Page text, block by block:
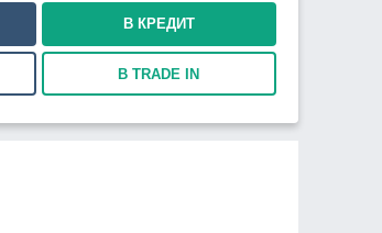
В КРЕДИТ
В TRADE IN